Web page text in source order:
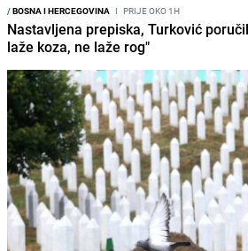
/BOSNA I HERCEGOVINA I PRIJE OKO 1H
Nastavljena prepiska, Turković
laže koza, ne laže rog"